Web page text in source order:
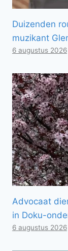
Duizenden
muzikant
6 augustus 2026
Advocaat
in Doku-
6 augustus 2026